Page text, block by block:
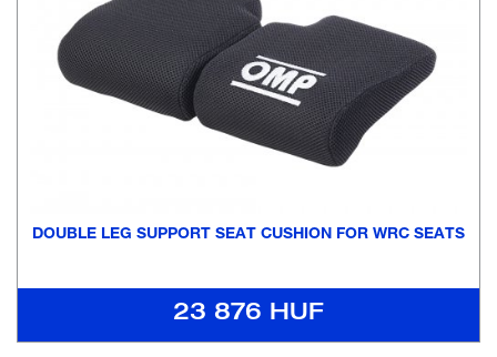
DOUBLE LEG SUPPORT SEAT CUSHION FOR WRC SEATS
23 876 HUF